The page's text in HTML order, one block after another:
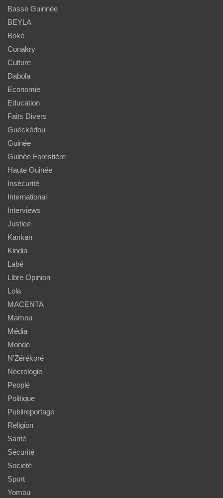
Basse Guinnée
BEYLA
Boké
Conakry
Culture
Dabola
Economie
Education
Faits Divers
Guéckédou
Guinée
Guinée Forestière
Haute Guinée
Insécurité
International
Interviews
Justice
Kankan
Kindia
Labé
Libre Opinion
Lola
MACENTA
Mamou
Média
Monde
N'Zérékoré
Nécrologie
People
Politique
Publireportage
Religion
Santé
Sécurité
Societé
Sport
Yomou